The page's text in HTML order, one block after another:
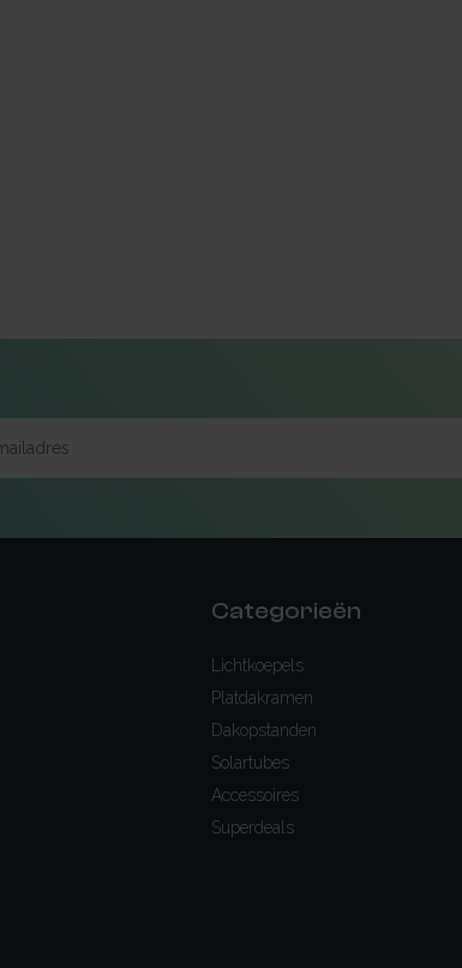
Categorieën
Lichtkoepels
Platdakramen
Dakopstanden
Solartubes
Accessoires
Superdeals